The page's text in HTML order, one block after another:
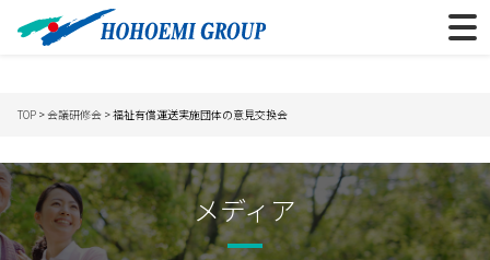
TOP >会議研修会 > 福祉有償運送実施団体の意見交換会
メディア